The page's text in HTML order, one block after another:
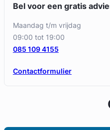
Bel voor een gratis
maandag t/m vrijdag
09:00 tot 19:00
Contactformulier
085 109 4155